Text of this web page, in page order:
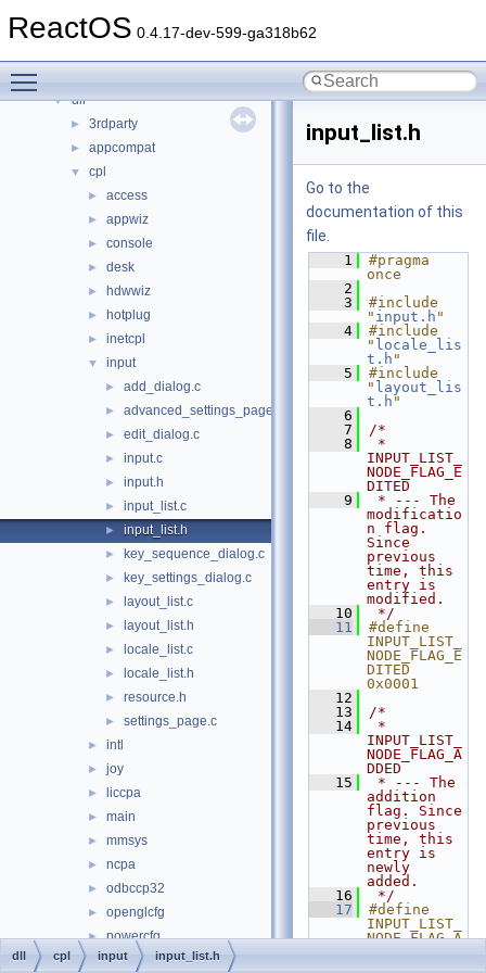
ReactOS 0.4.17-dev-599-ga318b62
▼ File List
▼ dll
► 3rdparty
► appcompat
▼ cpl
► access
► appwiz
► console
► desk
► hdwwiz
► hotplug
► inetcpl
▼ input
► add_dialog.c
► advanced_settings_page.c
► edit_dialog.c
► input.c
► input.h
► input_list.c
► input_list.h
► key_sequence_dialog.c
► key_settings_dialog.c
► layout_list.c
► layout_list.h
► locale_list.c
► locale_list.h
► resource.h
► settings_page.c
► intl
► joy
► liccpa
► main
► mmsys
► ncpa
► odbccp32
► openglcfg
► powercfg
► sysdm
input_list.h
Go to the
documentation of this
file.
    1
#pragma
once
    2
    3
#include
" input.h "
    4
#include
" locale_lis
t.h "
    5
#include
" layout_lis
t.h "
    6
    7
/*
    8
*
INPUT_LIST_
NODE_FLAG_E
DITED
    9
* --- The
modificatio
n flag.
Since
previous
time, this
entry is
modified.
   10
*/
   11
#define
INPUT_LIST_
NODE_FLAG_E
DITED
0x0001
   12
   13
/*
   14
*
INPUT_LIST_
NODE_FLAG_A
DDED
   15
* --- The
addition
flag. Since
previous
time, this
entry is
newly
added.
   16
*/
   17
#define
INPUT_LIST_
NODE_FLAG_A
dll cpl input input_list.h